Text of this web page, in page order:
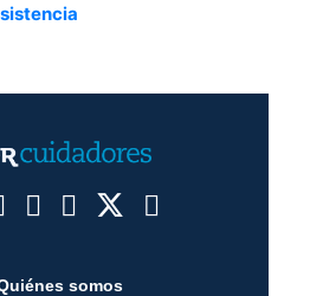
somos